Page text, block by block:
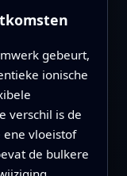
gebeurt,
ionische
verschil is de
vloeistof
de bulkere